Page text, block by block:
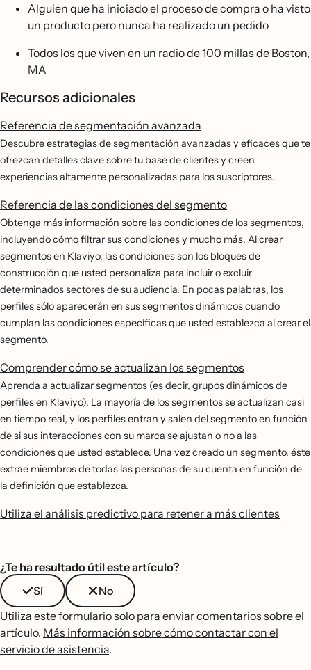
Alguien que ha iniciado el proceso de compra o ha visto
un producto pero nunca ha realizado un pedido
Todos los que viven en un radio de 100 millas de Boston,
MA
Recursos adicionales
Referencia de segmentación avanzada
Descubre estrategias de segmentación avanzadas y eficaces que te
ofrezcan detalles clave sobre tu base de clientes y creen
experiencias altamente personalizadas para los suscriptores.
Referencia de las condiciones del segmento
Obtenga más información sobre las condiciones de los segmentos,
incluyendo cómo filtrar sus condiciones y mucho más. Al crear
segmentos en Klaviyo, las condiciones son los bloques de
construcción que usted personaliza para incluir o excluir
determinados sectores de su audiencia. En pocas palabras, los
perfiles sólo aparecerán en sus segmentos dinámicos cuando
cumplan las condiciones específicas que usted establezca al crear el
segmento.
Comprender cómo se actualizan los segmentos
Aprenda a actualizar segmentos (es decir, grupos dinámicos de
perfiles en Klaviyo). La mayoría de los segmentos se actualizan casi
en tiempo real, y los perfiles entran y salen del segmento en función
de si sus interacciones con su marca se ajustan o no a las
condiciones que usted establece. Una vez creado un segmento, éste
extrae miembros de todas las personas de su cuenta en función de
la definición que establezca.
Utiliza el análisis predictivo para retener a más clientes
¿Te ha resultado útil este artículo?
Sí
No
Utiliza este formulario solo para enviar comentarios sobre el
artículo. Más información sobre cómo contactar con el
servicio de asistencia.